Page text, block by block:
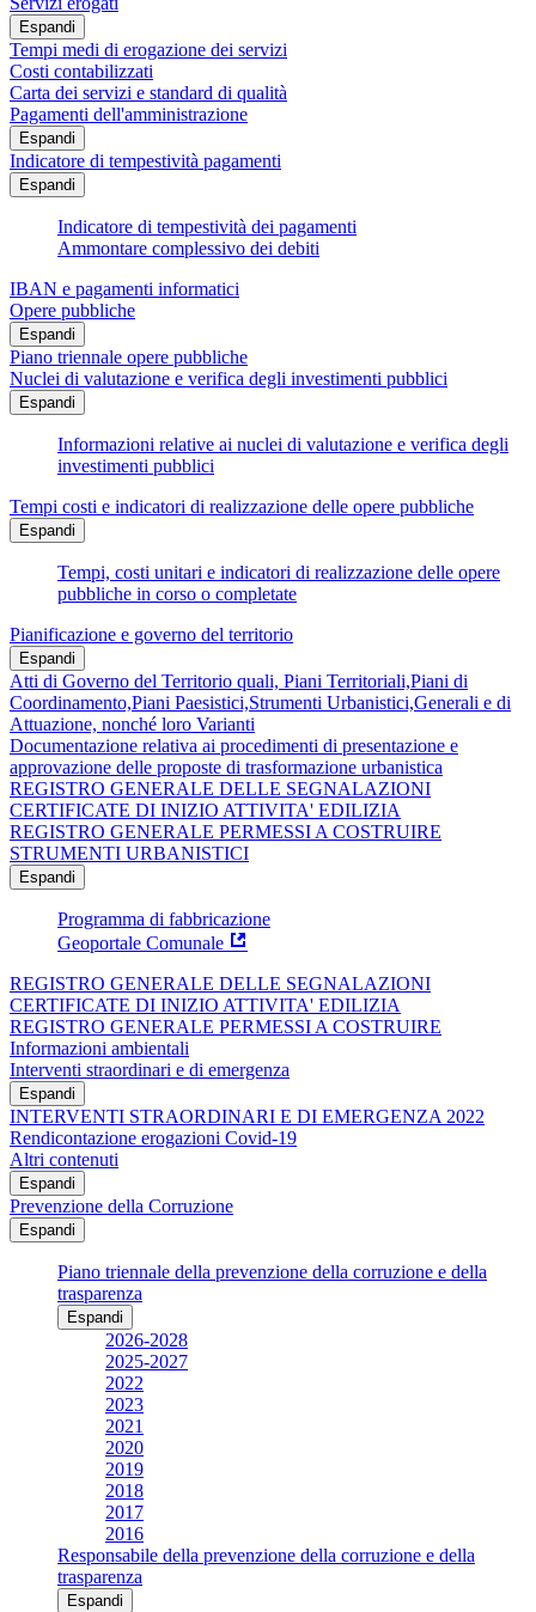
Espandi
Tempi medi di erogazione dei servizi
Costi contabilizzati
Carta dei servizi e standard di qualità
Pagamenti dell'amministrazione
Espandi
Indicatore di tempestività pagamenti
Espandi
Indicatore di tempestività dei pagamenti
Ammontare complessivo dei debiti
IBAN e pagamenti informatici
Opere pubbliche
Espandi
Piano triennale opere pubbliche
Nuclei di valutazione e verifica degli investimenti pubblici
Espandi
Informazioni relative ai nuclei di valutazione e verifica degli
investimenti pubblici
Tempi costi e indicatori di realizzazione delle opere pubbliche
Espandi
Tempi, costi unitari e indicatori di realizzazione delle opere
pubbliche in corso o completate
Pianificazione e governo del territorio
Espandi
Atti di Governo del Territorio quali, Piani Territoriali,Piani di
Coordinamento,Piani Paesistici,Strumenti Urbanistici,Generali e di
Attuazione, nonché loro Varianti
Documentazione relativa ai procedimenti di presentazione e
approvazione delle proposte di trasformazione urbanistica
REGISTRO GENERALE DELLE SEGNALAZIONI
CERTIFICATE DI INIZIO ATTIVITA' EDILIZIA
REGISTRO GENERALE PERMESSI A COSTRUIRE
STRUMENTI URBANISTICI
Espandi
Programma di fabbricazione
Geoportale Comunale
REGISTRO GENERALE DELLE SEGNALAZIONI
CERTIFICATE DI INIZIO ATTIVITA' EDILIZIA
REGISTRO GENERALE PERMESSI A COSTRUIRE
Informazioni ambientali
Interventi straordinari e di emergenza
Espandi
INTERVENTI STRAORDINARI E DI EMERGENZA 2022
Rendicontazione erogazioni Covid-19
Altri contenuti
Espandi
Prevenzione della Corruzione
Espandi
Piano triennale della prevenzione della corruzione e della
trasparenza
Espandi
2026-2028
2025-2027
2022
2023
2021
2020
2019
2018
2017
2016
Responsabile della prevenzione della corruzione e della
trasparenza
Espandi